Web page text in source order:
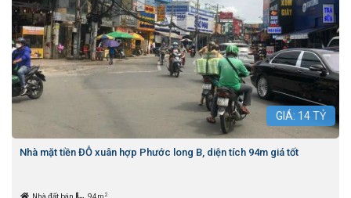
GIÁ: 14TỶ
Nhà mặt tiền ĐỖ xuân hợp Phước long B, diện tích 94m giá tốt
Nhà đất bán 94m 2